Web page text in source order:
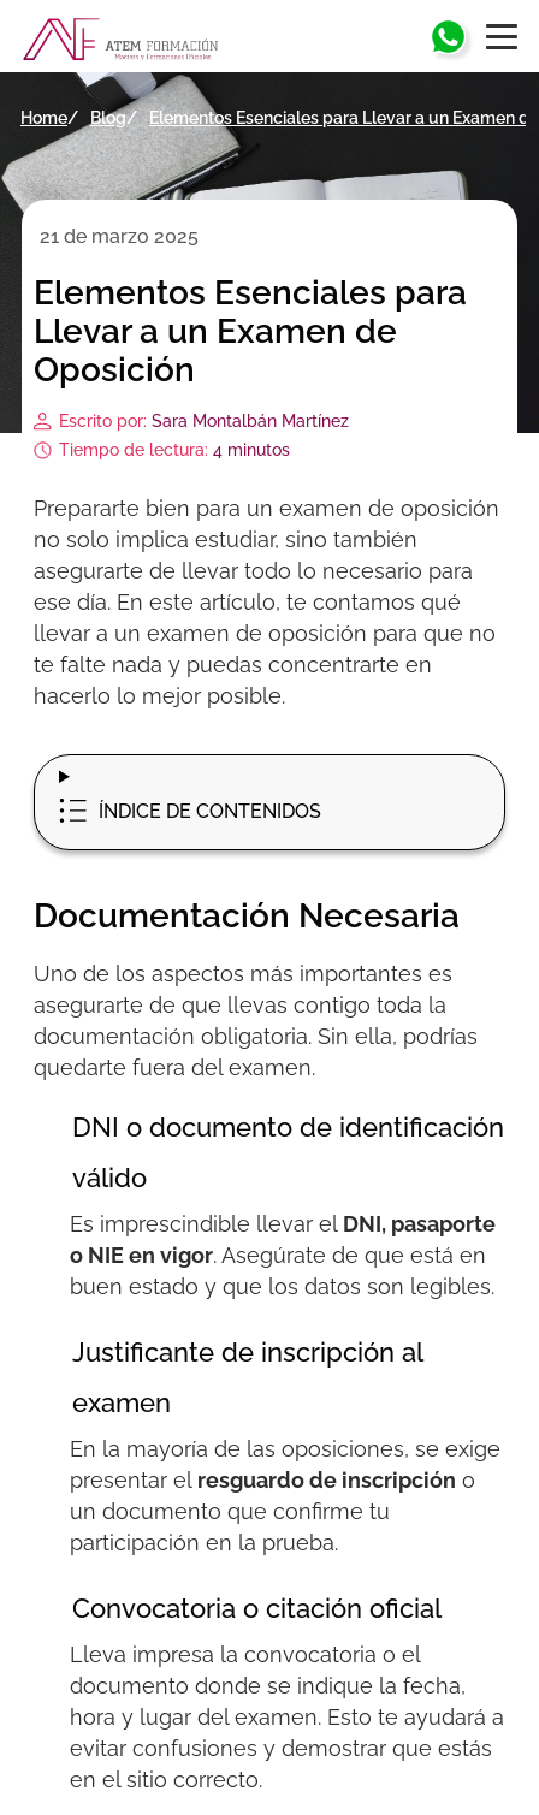
Home Blog Elementos Esenciales para Llevar a un Examen
21 de marzo 2025
Elementos Esenciales para
Llevar a un Examen de
Oposición
Escrito por: Sara Montalbán Martínez
Tiempo de lectura: 4 minutos
Prepararte bien para un examen de oposición
no solo implica estudiar, sino también
asegurarte de llevar todo lo necesario para
ese día. En este artículo, te contamos qué
llevar a un examen de oposición para que no
te falte nada y puedas concentrarte en
hacerlo lo mejor posible.
ÍNDICE DE CONTENIDOS
Documentación Necesaria
Uno de los aspectos más importantes es
asegurarte de que llevas contigo toda la
documentación obligatoria. Sin ella, podrías
quedarte fuera del examen.
DNI o documento de identificación
válido
Es imprescindible llevar el DNI, pasaporte
o NIEen vigor. Asegúrate de que está en
buen estado y que los datos son legibles.
Justificante de inscripción al
examen
En la mayoría de las oposiciones, se exige
presentar el resguardo de inscripción o
un documento que confirme tu
participación en la prueba.
Convocatoria o citación oficial
Lleva impresa la convocatoria o el
documento donde se indique la fecha,
hora y lugardel examen. Esto te ayudará a
evitar confusiones y demostrar que estás
en el sitio correcto.